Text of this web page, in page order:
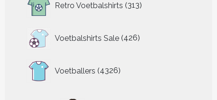
Retro Voetbalshirts 313
producten
Voetbalshirts Sale 426
426
producten
Voetballers 4326
producten